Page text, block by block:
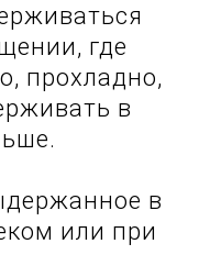
где
прохладно,
в
в
или при